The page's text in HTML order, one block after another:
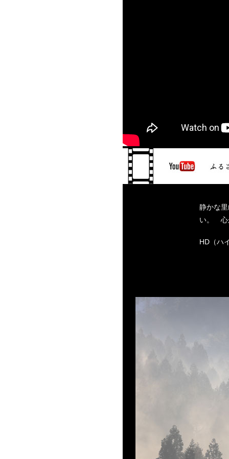
静かな
い。 心
HD（ハ